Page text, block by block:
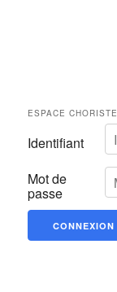
ESPACE CHORISTE
Identifiant
Mot de
passe